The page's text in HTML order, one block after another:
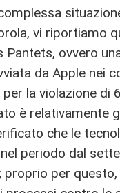
vi riportiamo
Pantets, ovvero
da Apple nei
la violazione di
è relativamente
che le
periodo dal
proprio per